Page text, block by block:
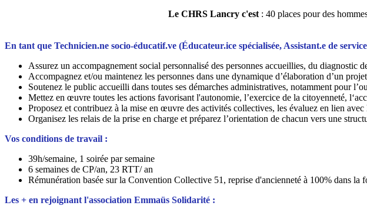
Le CHRS Lancry c'est : 40 places pour des
En tant que Technicien.ne socio-éducatif.ve (Éducateur.ice spécialisée, Assistant.e de
Assurez un accompagnement social personnalisé des personnes accueillies, du
Accompagnez et/ou maintenez les personnes dans une dynamique d’élaboration d’un
Soutenez le public accueilli dans toutes ses démarches administratives, notamment pour
Mettez en œuvre toutes les actions favorisant l'autonomie, l’exercice de la citoyenneté,
Proposez et contribuez à la mise en œuvre des activités collectives, les évaluez en lien
Organisez les relais de la prise en charge et préparez l’orientation de chacun vers une
Vos conditions de travail :
39h/semaine, 1 soirée par semaine
6 semaines de CP/an, 23 RTT/ an
Rémunération basée sur la Convention Collective 51, reprise d'ancienneté à 100% dans
Les + en rejoignant l'association Emmaüs Solidarité :